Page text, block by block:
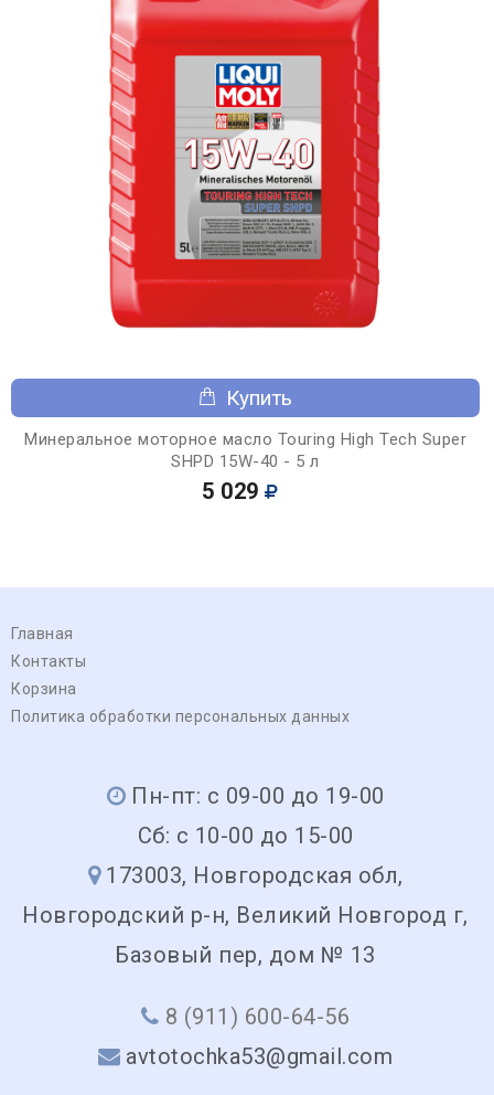
Купить
Минеральное моторное масло Touring High Tech Super
SHPD 15W-40 - 5 л
5 029
Главная
Контакты
Корзина
Политика обработки персональных данных
Пн-пт: с 09-00 до 19-00
Сб: с 10-00 до 15-00
173003, Новгородская обл,
Новгородский р-н, Великий Новгород г,
Базовый пер, дом № 13
8 (911) 600-64-56
avtotochka53@gmail.com